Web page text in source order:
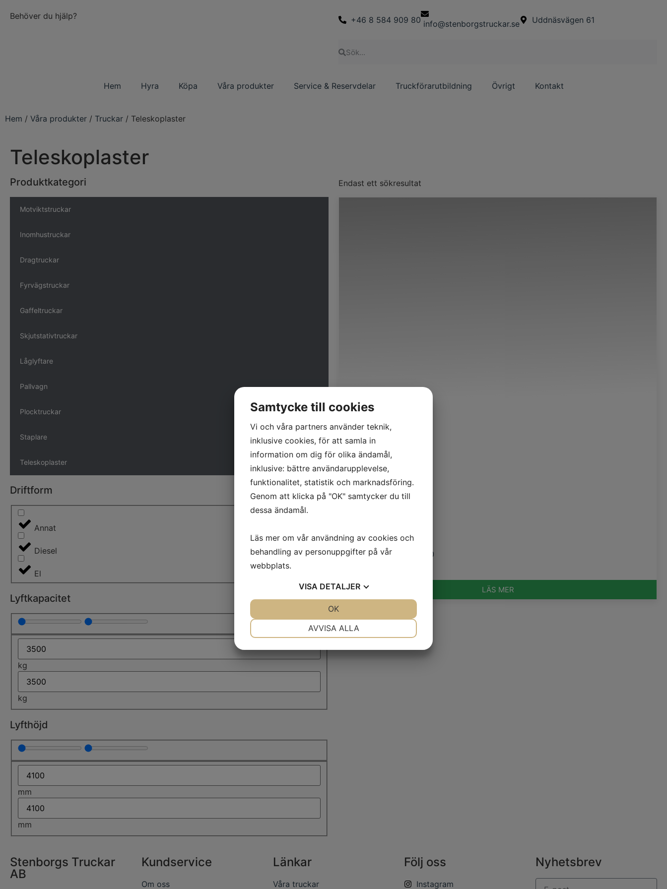
Behöver du hjälp? +46 8 584 909 80 info@stenborgstruckar.se Uddnäsvägen 61
Hem Hyra Köpa Våra produkter Service & Reservdelar Truckförarutbildning Övrigt Kontakt
Hem / Våra produkter / Truckar / Teleskoplaster
Teleskoplaster
Produktkategori
Motviktstruckar
Inomhustruckar
Dragtruckar
Fyrvägstruckar
Gaffeltruckar
Skjutstativtruckar
Låglyftare
Pallvagn
Plocktruckar
Staplare
Teleskoplaster
Driftform
Annat
Diesel
El
Lyftkapacitet
kg
kg
Lyfthöjd
mm
mm
Endast ett sökresultat
JCB Teletruck
Lyftkapacitet: 3500
LÄS MER
Stenborgs Truckar
AB
Kundservice
Om oss
Länkar
Våra truckar
Följ oss
Instagram
Nyhetsbrev
Samtycke till cookies
Vi och våra partners använder teknik,
inklusive cookies, för att samla in
information om dig för olika ändamål,
inklusive: bättre användarupplevelse,
funktionalitet, statistik och marknadsföring.
Genom att klicka på "OK" samtycker du till
dessa ändamål.
Läs mer om vår användning av cookies och
behandling av personuppgifter på vår
webbplats.
VISA DETALJER
MARKNADSFÖRING
AVVISA ALLA
OK